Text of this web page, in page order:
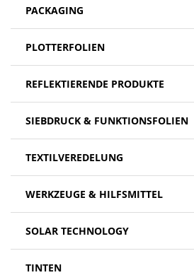
PACKAGING
PLOTTERFOLIEN
REFLEKTIERENDE PRODUKTE
SIEBDRUCK & FUNKTIONSFOLIEN
TEXTILVEREDELUNG
WERKZEUGE & HILFSMITTEL
SOLAR TECHNOLOGY
TINTEN